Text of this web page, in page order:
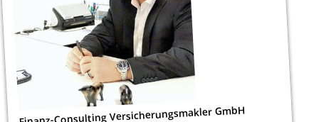
Finanz-Consulting Versicherungsmakler GmbH